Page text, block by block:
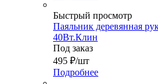
Быстрый просмотр
Паяльник деревянная
40Вт.Клин
Под заказ
495 ₽/шт
Подробнее